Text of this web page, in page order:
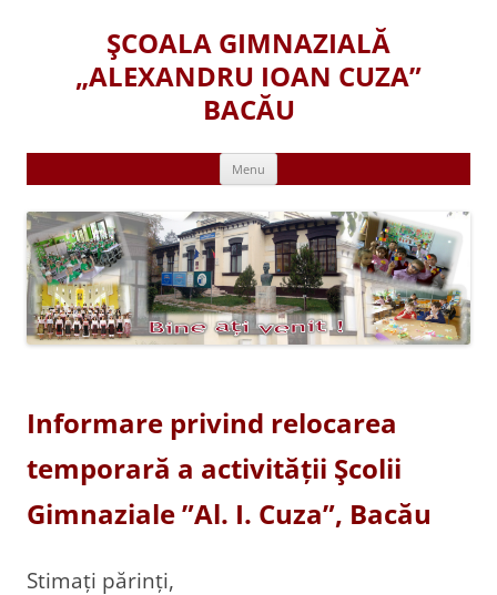
ŞCOALA GIMNAZIALĂ
„ALEXANDRU IOAN CUZA”
BACĂU
Menu
Informare privind relocarea
temporară a activității Şcolii
Gimnaziale ”Al. I. Cuza”, Bacău
Stimați părinți,